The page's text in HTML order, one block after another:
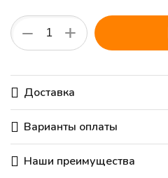
+
−
Доставка
Варианты оплаты
Наши преимущества